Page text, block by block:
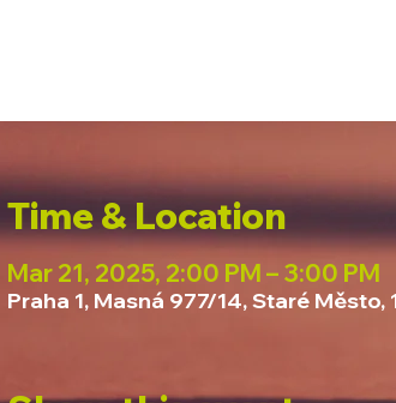
Time & Location
Mar 21, 2025, 2:00 PM – 3:00 PM
Praha 1, Masná 977/14, Staré Město,